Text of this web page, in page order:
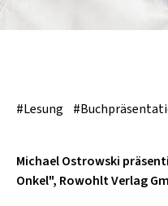
KRISTALLWERK
HARD & HEAVY
VOLKSMUSIK
KULTURLAND
#Lesung
Michael Ostrowski
Onkel", Rowohlt Verlag